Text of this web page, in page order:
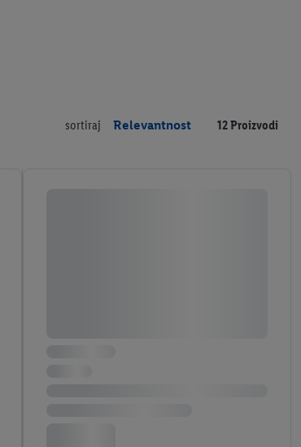
sortiraj Relevantnost 12 Proizvodi